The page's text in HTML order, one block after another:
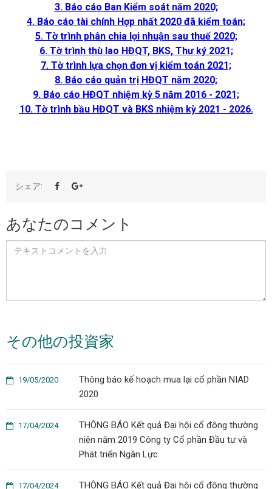
3. Báo cáo Ban Kiểm soát năm 2020;
4. Báo cáo tài chính Hợp nhất 2020 đã kiểm toán;
5. Tờ trình phân chia lợi nhuận sau thuế 2020;
6. Tờ trình thù lao HĐQT, BKS, Thư ký 2021;
7. Tờ trình lựa chọn đơn vị kiểm toán 2021;
8. Báo cáo quản trị HĐQT năm 2020;
9. Báo cáo HĐQT nhiệm kỳ 5 năm 2016 - 2021;
10. Tờ trình bầu HĐQT và BKS nhiệm kỳ 2021 - 2026.
シェア:
あなたのコメント
その他の投資家
Thông báo kế hoạch mua lại cổ phần NIAD
2020
19/05/2020
THÔNG BÁO Kết quả Đại hội cổ đông thường
niên năm 2019 Công ty Cổ phần Đầu tư và
Phát triển Ngân Lực
17/04/2024
THÔNG BÁO Kết quả Đại hội cổ đông thường
17/04/2024